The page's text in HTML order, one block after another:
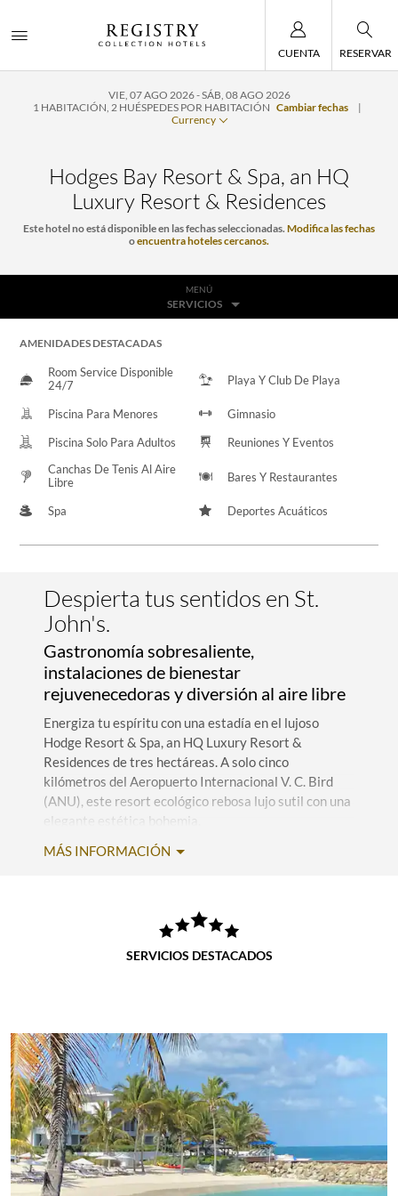
CUENTA RESERVAR
VIE, 07 AGO 2026 SÁB, 08 AGO 2026
1 HABITACIÓN, 2 HUÉSPEDES POR HABITACIÓN Cambiar fechas
|
Currency
Hodges Bay Resort & Spa, an HQ
Luxury Resort & Residences
Este hotel no está disponible en las fechas seleccionadas. Modifica las fechas
oencuentra hoteles cercanos.
MENÚ
SERVICIOS
AMENIDADES DESTACADAS
Room Service Disponible
24/7
Playa Y Club De Playa
Piscina Para Menores
Gimnasio
Piscina Solo Para Adultos
Reuniones Y Eventos
Canchas De Tenis Al Aire
Libre
Bares Y Restaurantes
Spa Deportes Acuáticos
Despierta tus sentidos en St.
John's.
Gastronomía sobresaliente,
instalaciones de bienestar
rejuvenecedoras y diversión al aire libre
Energiza tu espíritu con una estadía en el lujoso
Hodge Resort & Spa, an HQ Luxury Resort &
Residences de tres hectáreas. A solo cinco
kilómetros del Aeropuerto Internacional V. C. Bird
(ANU), este resort ecológico rebosa lujo sutil con una
elegante estética bohemia.
Llena tus días de emocionantes deportes acuáticos
exclusivo club de playa del hotel, y entrenamientos
llenos de adrenalina en el gimnasio de vanguardia o
en las canchas de tenis iluminadas. Asegúrate de
comida es un aspecto célebre del resort, con un total
de cinco restaurantes que satisfacen incluso a los
paladares más exigentes y Room Service disponible
24/7, lo que te permite cenar en la comodidad y
privacidad de tu elegante habitación, suite o villa.
Pasa las noches escuchando las olas caribeñas sobre
la suave arena blanca, disfrutando de un ponche de
frutas con ron o bailando al ritmo del DJ en el
MÁS INFORMACIÓN
SERVICIOS DESTACADOS